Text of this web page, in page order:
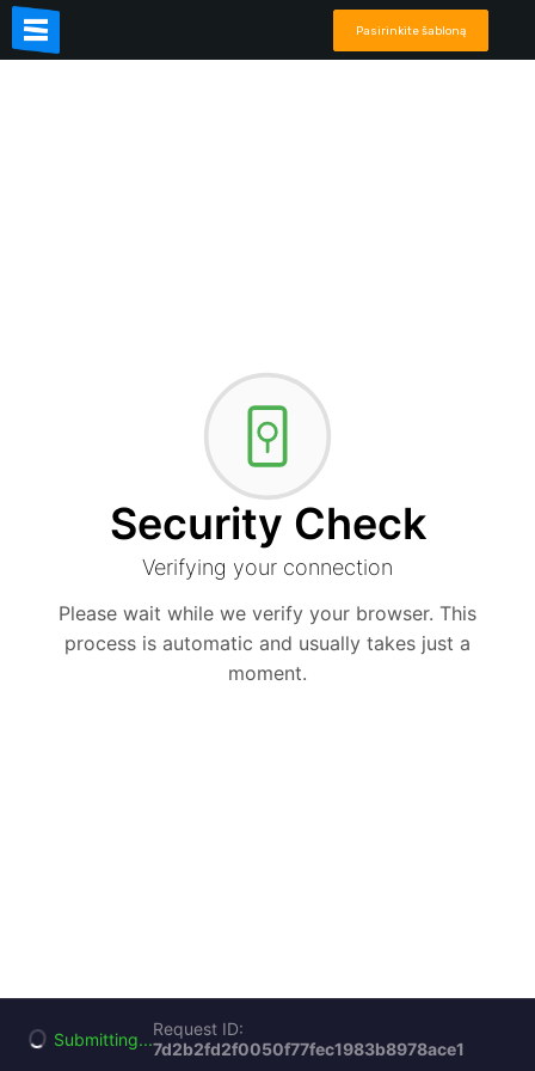
Pasirinkite šabloną